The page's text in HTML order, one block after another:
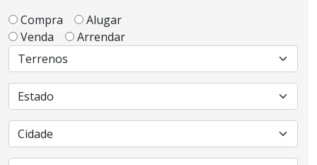
Compra
Alugar
Venda
Arrendar